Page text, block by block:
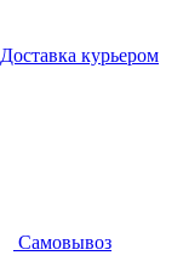
Доставка курьером
Самовывоз